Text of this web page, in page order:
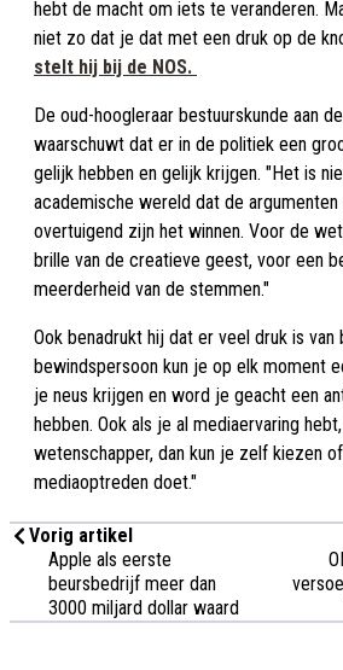
hebt de macht om iets te veranderen.
niet zo dat je dat met een druk op de
stelt hij bij de NOS.
De oud-hoogleraar bestuurskunde aan
waarschuwt dat er in de politiek een
gelijk hebben en gelijk krijgen. "Het is
academische wereld dat de
overtuigend zijn het winnen. Voor de
brille van de creatieve geest, voor een
meerderheid van de stemmen."
Ook benadrukt hij dat er veel druk is van
bewindspersoon kun je op elk moment
je neus krijgen en word je geacht een
hebben. Ook als je al mediaervaring
wetenschapper, dan kun je zelf kiezen
mediaoptreden doet."
Vorig artikel
Apple als eerste
beursbedrijf meer dan
3000 miljard dollar waard